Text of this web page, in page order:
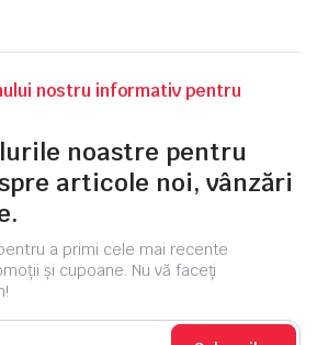
nostru informativ pentru
noastre pentru
articole noi, vânzări
a primi cele mai recente
și cupoane. Nu vă faceți